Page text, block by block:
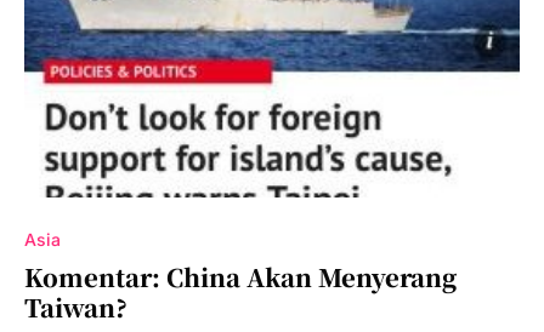
Asia
Komentar: China Akan Menyerang
Taiwan?